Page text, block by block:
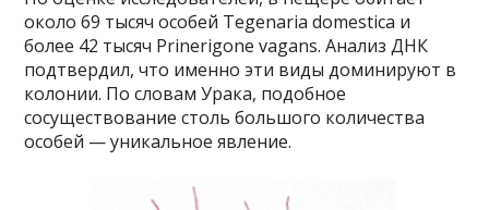
около 69 тысяч особей Tegenaria domestica и
более 42 тысяч Prinerigone vagans. Анализ ДНК
подтвердил, что именно эти виды доминируют в
колонии. По словам Урака, подобное
сосуществование столь большого количества
особей — уникальное явление.